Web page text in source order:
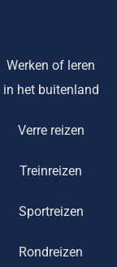
Werken of leren
in het buitenland
Verre reizen
Treinreizen
Sportreizen
Rondreizen